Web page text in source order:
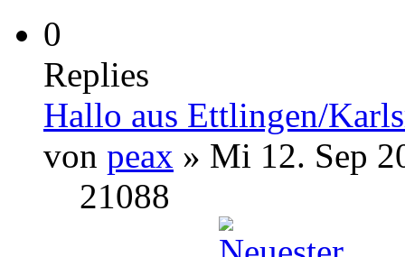
0
Replies
Hallo aus Ettlingen/
von peax » Mi 12. Sep
21088